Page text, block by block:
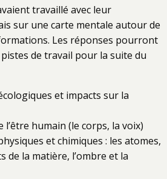
travaillé avec leur
sur une carte mentale autour de
Les réponses pourront
de travail pour la suite du
et impacts sur la
humain (le corps, la voix)
et chimiques : les atomes,
de la matière, l’ombre et la